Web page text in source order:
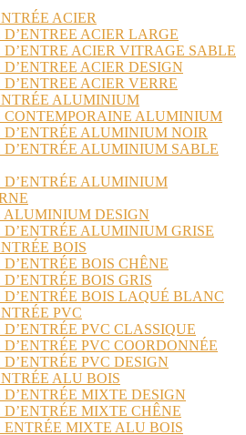
ACIER
D’ENTREE ACIER LARGE
D’ENTRE ACIER VITRAGE SABLE
D’ENTREE ACIER DESIGN
D’ENTREE ACIER VERRE
ALUMINIUM
CONTEMPORAINE ALUMINIUM
D’ENTRÉE ALUMINIUM NOIR
D’ENTRÉE ALUMINIUM SABLE
D’ENTRÉE ALUMINIUM
ALUMINIUM DESIGN
D’ENTRÉE ALUMINIUM GRISE
BOIS
D’ENTRÉE BOIS CHÊNE
D’ENTRÉE BOIS GRIS
D’ENTRÉE BOIS LAQUÉ BLANC
PVC
D’ENTRÉE PVC CLASSIQUE
D’ENTRÉE PVC COORDONNÉE
D’ENTRÉE PVC DESIGN
ALU BOIS
D’ENTRÉE MIXTE DESIGN
D’ENTRÉE MIXTE CHÊNE
ENTRÉE MIXTE ALU BOIS